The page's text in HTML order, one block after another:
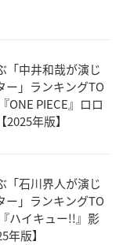
「中井和哉が演じ
ー」ランキングTO
ONE PIECE』ロロ
年版】
「石川界人が演じ
ー」ランキングTO
ハイキュー!!』影
年版】